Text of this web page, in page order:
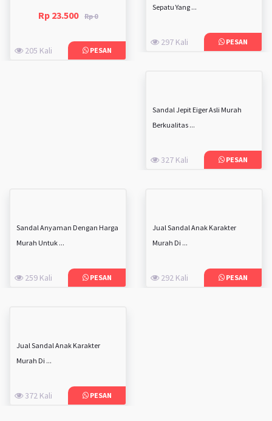
Rp 23.500 Rp 0
205 Kali PESAN
Sepatu Yang ...
297 Kali PESAN
Sandal Jepit Eiger Asli Murah
Berkualitas ...
327 Kali PESAN
Sandal Anyaman Dengan Harga
Murah Untuk ...
259 Kali PESAN
Jual Sandal Anak Karakter
Murah Di ...
292 Kali PESAN
Jual Sandal Anak Karakter
Murah Di ...
372 Kali PESAN